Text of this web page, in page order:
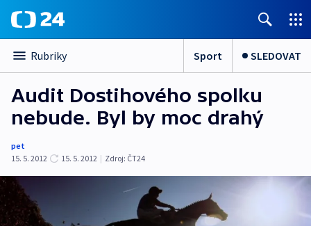
Rubriky Sport SLEDOVAT
Audit Dostihového spolku
nebude. Byl by moc drahý
pet
15. 5. 2012
15. 5. 2012 | Zdroj: ČT24